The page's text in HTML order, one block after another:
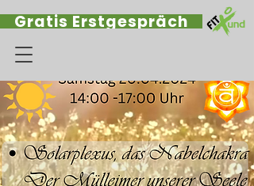
Gratis Erstgespräch